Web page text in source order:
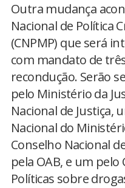
Outra mudança
Nacional de Política
(CNPMP) que será
com mandato de
recondução. Serão
pelo Ministério da
Nacional de Justiça,
Nacional do
Conselho Nacional
pela OAB, e um
Políticas sobre